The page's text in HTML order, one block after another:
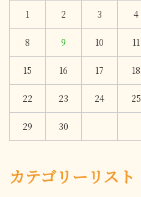
1 2 3 4
8 9 10 11
15 16 17 18
22 23 24 25
29 30
カテゴリーリスト